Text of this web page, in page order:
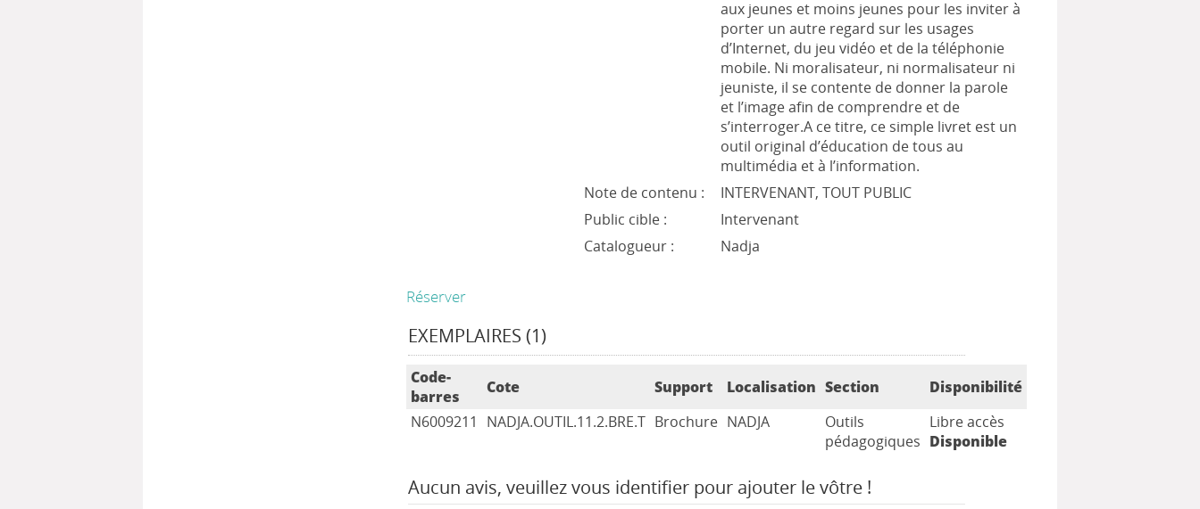
aux jeunes et moins jeunes pour les inviter à
porter un autre regard sur les usages
d’Internet, du jeu vidéo et de la téléphonie
mobile. Ni moralisateur, ni normalisateur ni
jeuniste, il se contente de donner la parole
et l’image afin de comprendre et de
s’interroger.A ce titre, ce simple livret est un
outil original d’éducation de tous au
multimédia et à l’information.
Note de contenu :
INTERVENANT, TOUT PUBLIC
Public cible :
Intervenant
Catalogueur :
Nadja
Réserver
EXEMPLAIRES (1)
Code-
barres
Cote Support Localisation Section
Disponibilité
N6009211
NADJA.OUTIL.11.2.BRE.T Brochure NADJA
Outils
pédagogiques
Libre accès
Disponible
Aucun avis, veuillez vous identifier pour ajouter le vôtre !